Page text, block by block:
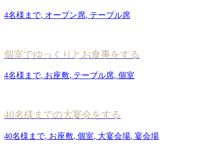
4名様まで, オープン席, テーブル席
個室でゆっくりとお食事をする
4名様まで, お座敷, テーブル席, 個室
40名様までの大宴会をする
40名様まで, お座敷, 個室, 大宴会場, 宴会場